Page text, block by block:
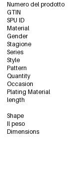
Numero del prodotto
GTIN
SPU ID
Material
Gender
Stagione
Series
Style
Pattern
Quantity
Occasion
Plating Material
length
Shape
Il peso
Dimensions